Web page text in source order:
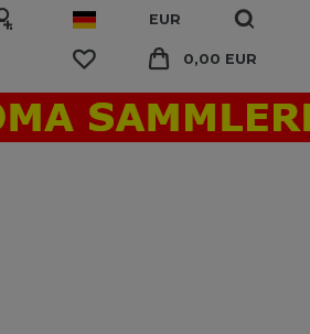
EUR
0,00 EUR